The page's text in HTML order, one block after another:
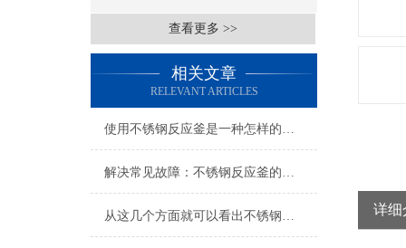
查看更多 >>
相关文章
RELEVANT ARTICLES
使用不锈钢反应釜是一种怎样的体验？
解决常见故障：不锈钢反应釜的故障排除和维护
从这几个方面就可以看出不锈钢反应釜的优势所在了 详细